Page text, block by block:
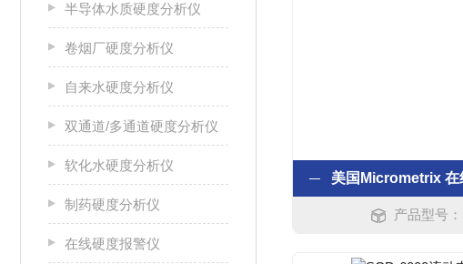
半导体水质硬度分析仪
卷烟厂硬度分析仪
自来水硬度分析仪
双通道/多通道硬度分析仪
软化水硬度分析仪
制药硬度分析仪
在线硬度报警仪
产品型号